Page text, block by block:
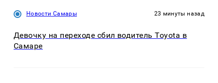
Новости Самары 23 минуты назад
Девочку на переходе сбил водитель Toyota в
Самаре